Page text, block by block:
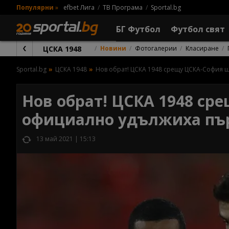
Популярни » efbet Лига ТВ Програма Sportal.bg
БГ Футбол Футбол свят
ЦСКА 1948 Новини Фотогалерии Класиране
Sportal.bg ЦСКА 1948 Нов обрат! ЦСКА 1948 срещу ЦСКА-София
Нов обрат! ЦСКА 1948
официално удължиха
13 май 2021 | 15:13